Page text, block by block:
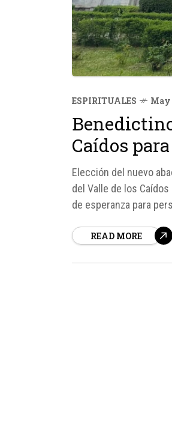
ESPIRITUALES May
Caídos
Elección del nuevo
del Valle de los
de esperanza para
READ MORE